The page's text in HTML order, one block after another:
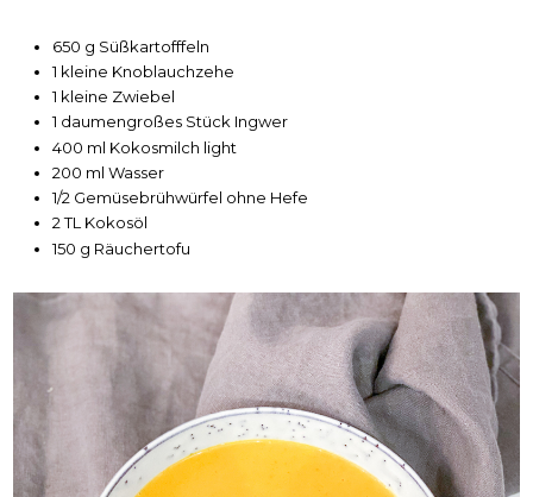
650 g Süßkartofffeln
1 kleine Knoblauchzehe
1 kleine Zwiebel
1 daumengroßes Stück Ingwer
400 ml Kokosmilch light
200 ml Wasser
1/2 Gemüsebrühwürfel ohne Hefe
2 TL Kokosöl
150 g Räuchertofu